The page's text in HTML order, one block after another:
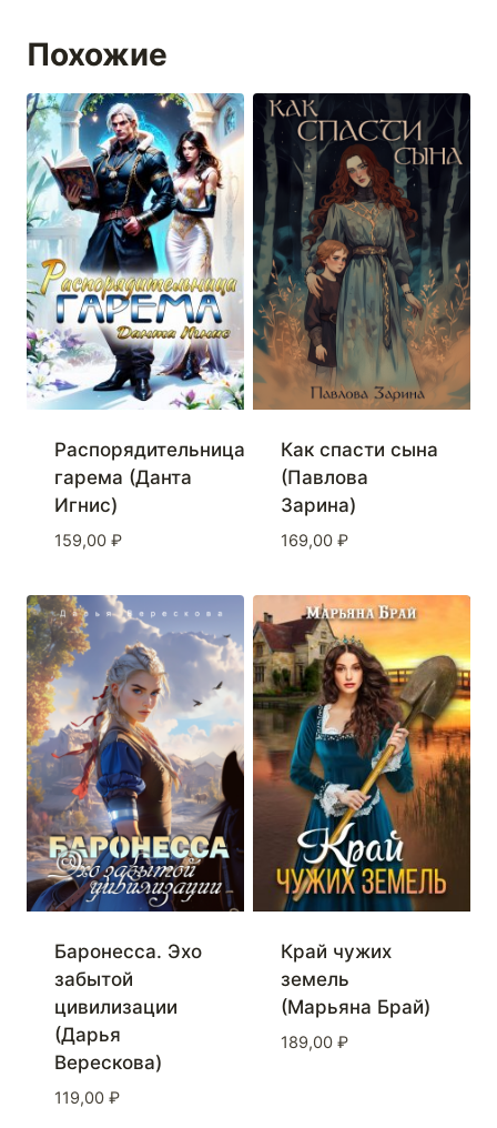
Похожие
Распорядительница
гарема (Данта
Игнис)
159,00 ₽
Как спасти сына
(Павлова
Зарина)
169,00 ₽
Баронесса. Эхо
забытой
цивилизации
(Дарья
Верескова)
119,00 ₽
Край чужих
земель
(Марьяна Брай)
189,00 ₽